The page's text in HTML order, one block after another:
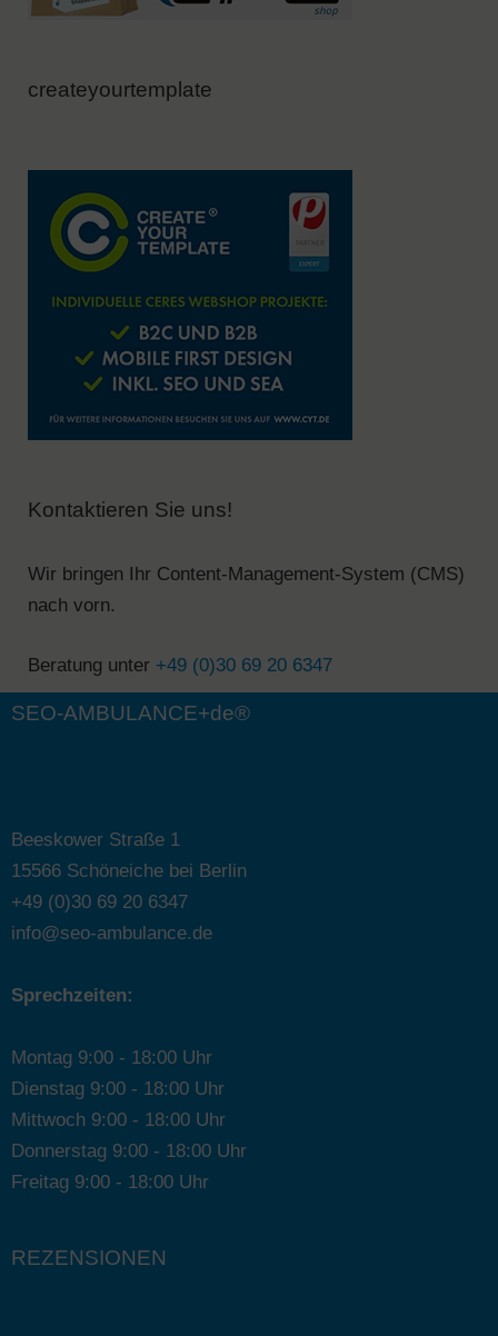
createyourtemplate
Kontaktieren Sie uns!
Wir bringen Ihr Content-Management-System (CMS)
nach vorn.
Beratung unter +49 (0)30 69 20 6347
SEO-AMBULANCE+de®
Beeskower Straße 1
15566 Schöneiche bei Berlin
+49 (0)30 69 20 6347
info@seo-ambulance.de
Sprechzeiten:
Montag 9:00 - 18:00 Uhr
Dienstag 9:00 - 18:00 Uhr
Mittwoch 9:00 - 18:00 Uhr
Donnerstag 9:00 - 18:00 Uhr
Freitag 9:00 - 18:00 Uhr
REZENSIONEN